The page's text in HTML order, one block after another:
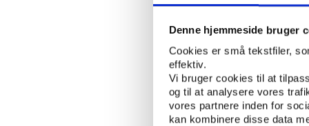
Denne hjemmeside bruger
Cookies er små tekstfiler,
effektiv.
Vi bruger cookies til at
og til at analysere vores
vores partnere inden for
kan kombinere disse data
ÅBN RAPPORT
UDGIVER: FRIVILLIGCENTER
ANTAL SIDER: 6